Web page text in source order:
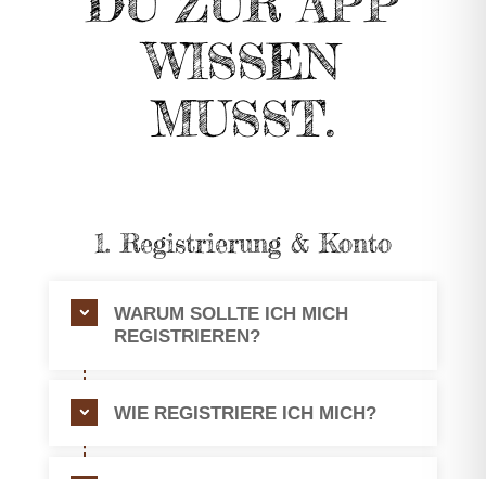
WISSEN
MUSST.
1. Registrierung & Konto
WARUM SOLLTE ICH MICH
REGISTRIEREN?
WIE REGISTRIERE ICH MICH?